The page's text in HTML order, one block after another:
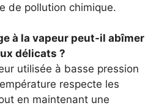
de pollution chimique.
à la vapeur peut-il abîmer
délicats ?
utilisée à basse pression
respecte les
en maintenant une